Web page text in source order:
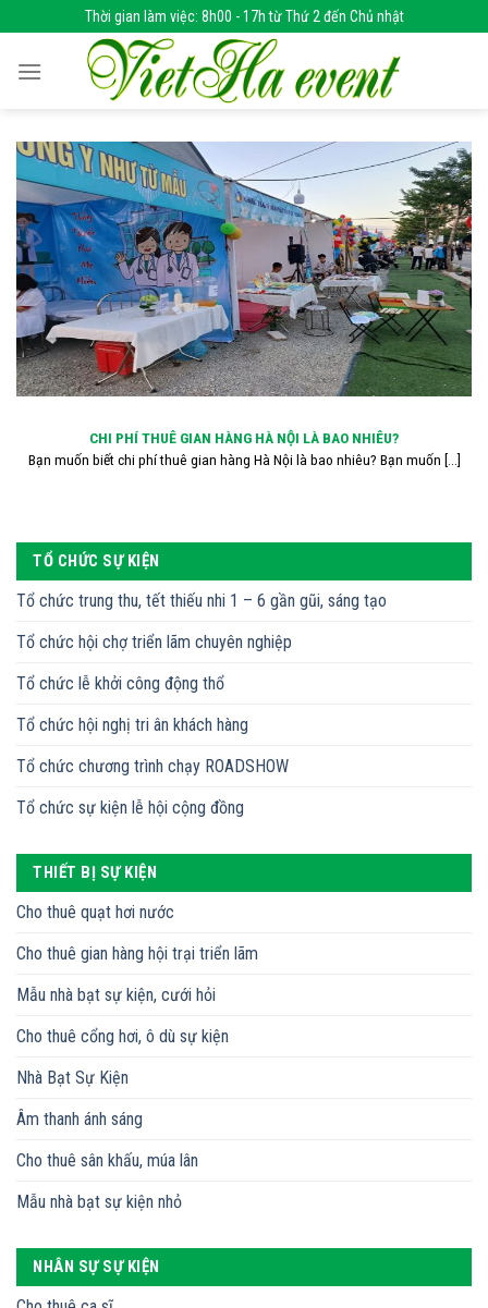
to
content
Thời gian làm việc: 8h00 - 17h từ Thứ 2 đến Chủ nhật
TỔ CHỨC SỰ KIỆN
Tổ chức trung thu, tết thiếu nhi 1 – 6 gần gũi, sáng tạo
Tổ chức hội chợ triển lãm chuyên nghiệp
Tổ chức lễ khởi công động thổ
Tổ chức hội nghị tri ân khách hàng
Tổ chức chương trình chạy ROADSHOW
Tổ chức sự kiện lễ hội cộng đồng
THIẾT BỊ SỰ KIỆN
Cho thuê quạt hơi nước
Cho thuê gian hàng hội trại triển lãm
Mẫu nhà bạt sự kiện, cưới hỏi
Cho thuê cổng hơi, ô dù sự kiện
Nhà Bạt Sự Kiện
Âm thanh ánh sáng
Cho thuê sân khấu, múa lân
Mẫu nhà bạt sự kiện nhỏ
NHÂN SỰ SỰ KIỆN
CHI PHÍ THUÊ GIAN HÀNG HÀ NỘI LÀ BAO NHIÊU?
Bạn muốn biết chi phí thuê gian hàng Hà Nội là bao nhiêu? Bạn muốn [...]